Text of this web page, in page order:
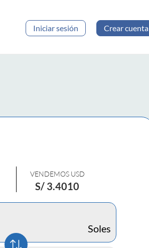
Iniciar sesión Crear cuenta
VENDEMOS USD
S/ 3.4010
Soles